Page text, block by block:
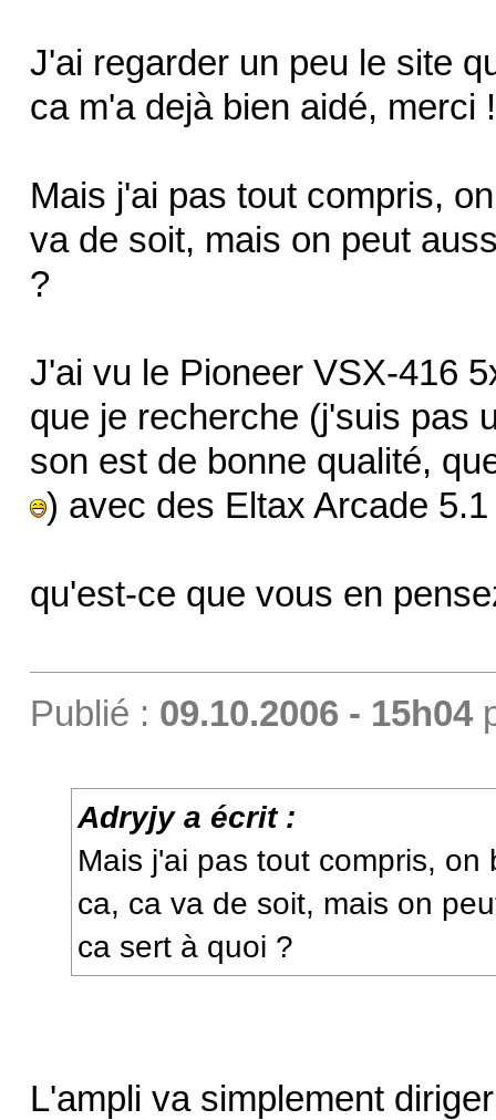
J'ai regarder un peu le site
ca m'a dejà bien aidé, merci
Mais j'ai pas tout compris,
va de soit, mais on peut
?
J'ai vu le Pioneer VSX-416
que je recherche (j'suis pas
son est de bonne qualité,
) avec des Eltax Arcade
qu'est-ce que vous en
Publié : 09.10.2006 - 15h04
Adryjy a écrit :
Mais j'ai pas tout compris,
ca, ca va de soit, mais on
ca sert à quoi ?
L'ampli va simplement